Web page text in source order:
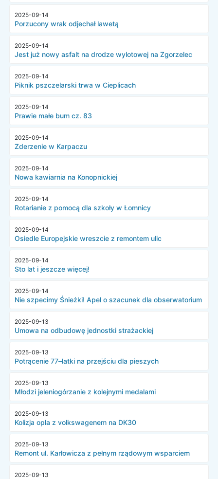
2025-09-14
Porzucony wrak odjechał lawetą
2025-09-14
Jest już nowy asfalt na drodze wylotowej na Zgorzelec
2025-09-14
Piknik pszczelarski trwa w Cieplicach
2025-09-14
Prawie małe bum cz. 83
2025-09-14
Zderzenie w Karpaczu
2025-09-14
Nowa kawiarnia na Konopnickiej
2025-09-14
Rotarianie z pomocą dla szkoły w Łomnicy
2025-09-14
Osiedle Europejskie wreszcie z remontem ulic
2025-09-14
Sto lat i jeszcze więcej!
2025-09-14
Nie szpecimy Śnieżki! Apel o szacunek dla obserwatorium
2025-09-13
Umowa na odbudowę jednostki strażackiej
2025-09-13
Potrącenie 77–latki na przejściu dla pieszych
2025-09-13
Młodzi jeleniogórzanie z kolejnymi medalami
2025-09-13
Kolizja opla z volkswagenem na DK30
2025-09-13
Remont ul. Karłowicza z pełnym rządowym wsparciem
2025-09-13